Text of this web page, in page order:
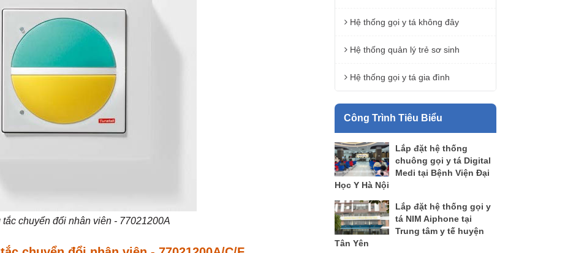
tắc chuyển đổi nhân viên - 77021200A
Hệ thống gọi y tá không đây
Hệ thống quản lý trẻ sơ sinh
Hệ thống gọi y tá gia đình
Công Trình Tiêu Biểu
Lắp đặt hệ thống
chuông gọi y tá Digital
Medi tại Bệnh Viện Đại
Học Y Hà Nội
Lắp đặt hệ thống gọi y
tá NIM Aiphone tại
Trung tâm y tế huyện
Tân Yên